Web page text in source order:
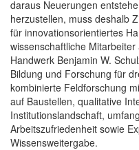
daraus Neuerungen
herzustellen, muss deshalb
für innovationsorientiertes
wissenschaftliche
Handwerk Benjamin W.
Bildung und Forschung für
kombinierte Feldforschung
auf Baustellen, qualitative
Institutionslandschaft,
Arbeitszufriedenheit sowie
Wissensweitergabe.